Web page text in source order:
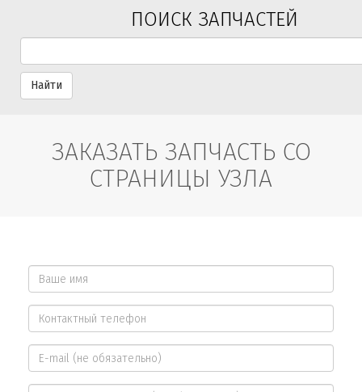
ПОИСК ЗАПЧАСТЕЙ
Найти
ЗАКАЗАТЬ ЗАПЧАСТЬ СО
СТРАНИЦЫ УЗЛА
Ваше
имя
*
Контактный
телефон
*
E-